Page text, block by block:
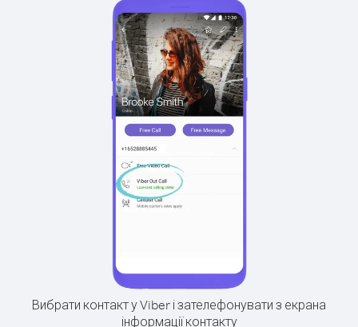
Вибрати контакт у Viber і зателефонувати з екрана
інформації контакту